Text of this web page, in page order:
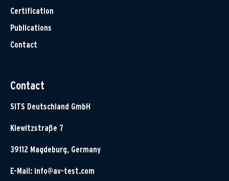
Certification
Publications
Contact
Contact
SITS Deutschland GmbH
Klewitzstraße 7
39112 Magdeburg, Germany
E-Mail: info@av-test.com